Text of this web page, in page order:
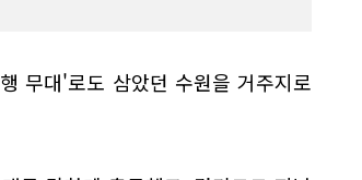
무대'로도 삼았던 수원을 거주지로